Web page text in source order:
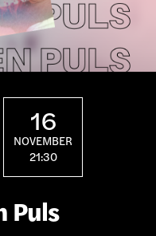
16
NOVEMBER
21:30
Puls